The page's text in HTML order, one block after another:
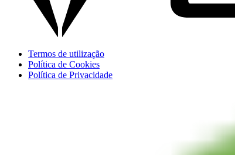
Termos de utilização
Política de Cookies
Política de Privacidade